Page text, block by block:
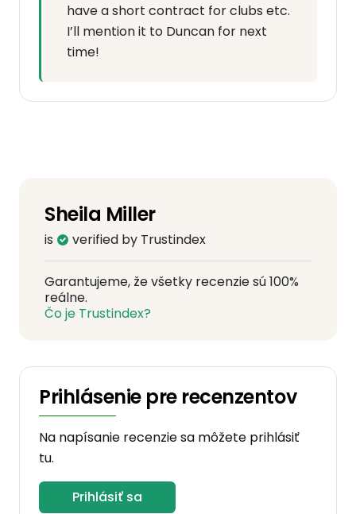
have a short contract for clubs etc.
I’ll mention it to Duncan for next
time!
Sheila Miller
is verified by Trustindex
Garantujeme, že všetky recenzie sú 100%
reálne.
Čo je Trustindex?
Prihlásenie pre recenzentov
Na napísanie recenzie sa môžete prihlásiť
tu.
Prihlásiť sa